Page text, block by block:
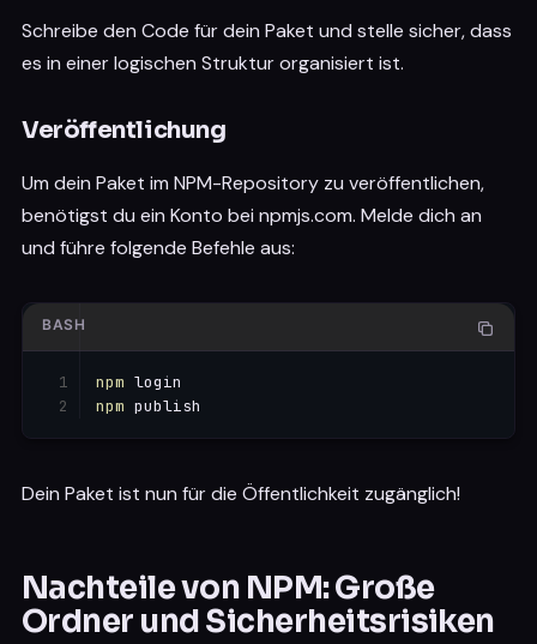
Schreibe den Code für dein Paket und stelle sicher, dass
es in einer logischen Struktur organisiert ist.
Veröffentlichung
Um dein Paket im NPM-Repository zu veröffentlichen,
benötigst du ein Konto bei npmjs.com. Melde dich an
und führe folgende Befehle aus:
npm
npm
BASH
Dein Paket ist nun für die Öffentlichkeit zugänglich!
Nachteile von NPM: Große
Ordner und Sicherheitsrisiken